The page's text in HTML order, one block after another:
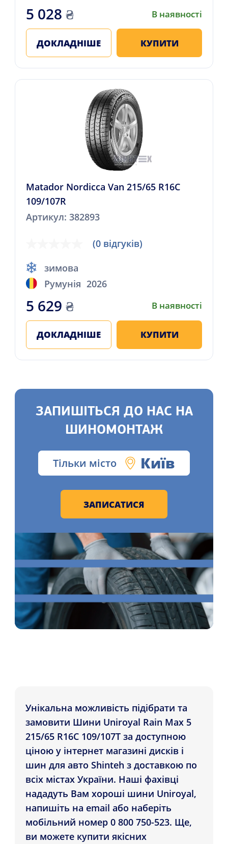
5 028 ₴ В наявності
ДОКЛАДНІШЕ КУПИТИ
Matador Nordicca Van 215/65 R16C
109/107R
Артикул: 382893
(0 відгуків)
зимова
Румунія 2026
5 629 ₴ В наявності
ДОКЛАДНІШЕ КУПИТИ
ЗАПИШІТЬСЯ ДО НАС НА
ШИНОМОНТАЖ
Тільки місто Київ
ЗАПИСАТИСЯ
Унікальна можливість підібрати та
замовити Шини Uniroyal Rain Max 5
215/65 R16C 109/107T за доступною
ціною у інтернет магазині дисків і
шин для авто Shinteh з доставкою по
всіх містах України. Наші фахівці
нададуть Вам хороші шини Uniroyal,
напишіть на email або наберіть
мобільний номер 0 800 750-523. Ще,
ви можете купити якісних